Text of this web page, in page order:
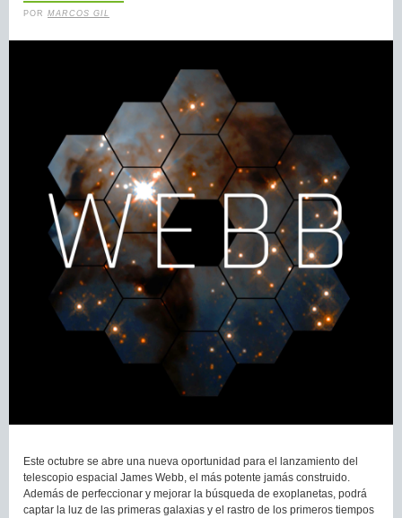
POR MARCOS GIL
Este octubre se abre una nueva oportunidad para el lanzamiento del
telescopio espacial James Webb, el más potente jamás construido.
Además de perfeccionar y mejorar la búsqueda de exoplanetas, podrá
captar la luz de las primeras galaxias y el rastro de los primeros tiempos